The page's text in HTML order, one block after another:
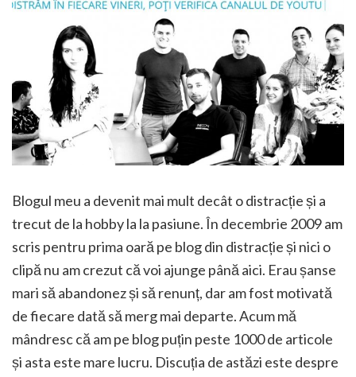
Blogul meu a devenit mai mult decât o distracție și a
trecut de la hobby la la pasiune. În decembrie 2009 am
scris pentru prima oară pe blog din distracție și nici o
clipă nu am crezut că voi ajunge până aici. Erau șanse
mari să abandonez și să renunț, dar am fost motivată
de fiecare dată să merg mai departe. Acum mă
mândresc că am pe blog puțin peste 1000 de articole
și asta este mare lucru. Discuția de astăzi este despre